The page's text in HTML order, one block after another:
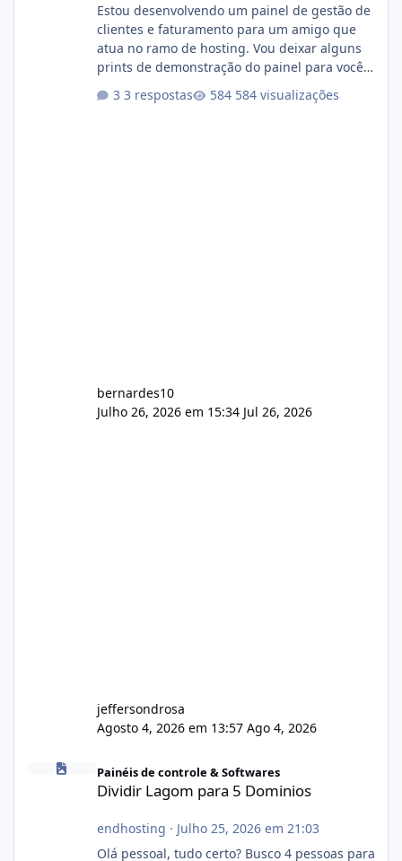
Estou desenvolvendo um painel de gestão de
clientes e faturamento para um amigo que
atua no ramo de hosting. Vou deixar alguns
prints de demonstração do painel para vocês
com cerca de 80% concluído e conta com
3 respostas 584 visualizações
bernardes10
Julho 26, 2026 em 15:34 Jul 26, 2026
jeffersondrosa
Agosto 4, 2026 em 13:57 Ago 4, 2026
Dividir Lagom para 5 Dominios
Painéis de controle & Softwares
Dividir Lagom para 5 Dominios
endhosting · Julho 25, 2026 em 21:03
Olá pessoal, tudo certo? Busco 4 pessoas para